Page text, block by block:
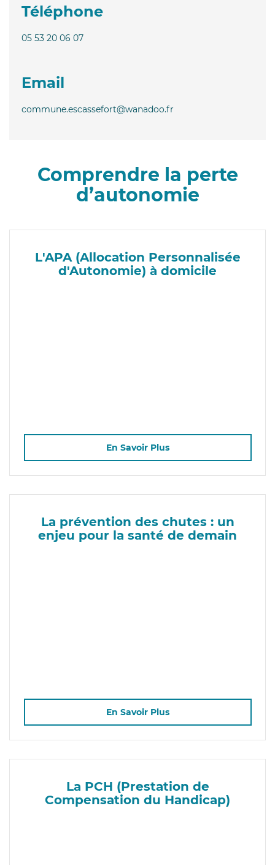
Téléphone
05 53 20 06 07
Email
commune.escassefort@wanadoo.fr
Comprendre la perte
d’autonomie
L'APA (Allocation Personnalisée
d'Autonomie) à domicile
En Savoir Plus
La prévention des chutes : un
enjeu pour la santé de demain
En Savoir Plus
La PCH (Prestation de
Compensation du Handicap)